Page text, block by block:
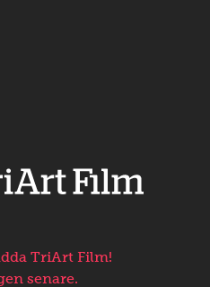
TriArt Film!
senare.